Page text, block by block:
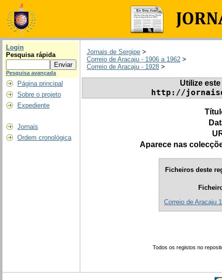
Login
Pesquisa rápida
Pesquisa avançada
Página principal
Sobre o projeto
Expediente
Jornais
Ordem cronológica
Jornais de Sergipe >
Correio de Aracaju - 1906 a 1962 >
Correio de Aracaju - 1928 >
Utilize
http://
Aparece nas
Ficheiros deste
Correio de Aracaju
Todos os registos no